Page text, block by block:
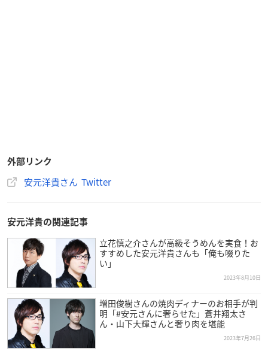
外部リンク
安元洋貴さん Twitter
安元洋貴の関連記事
立花慎之介さんが高級そうめんを実食！お
すすめした安元洋貴さんも「俺も啜りた
い」
2023年8月10日
増田俊樹さんの焼肉ディナーのお相手が判
明「#安元さんに奢らせた」蒼井翔太さ
ん・山下大輝さんと奢り肉を堪能
2023年7月26日